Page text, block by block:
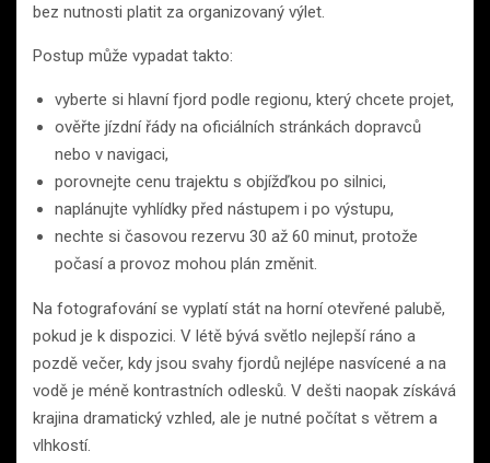
bez nutnosti platit za organizovaný výlet.
Postup může vypadat takto:
vyberte si hlavní fjord podle regionu, který chcete projet,
ověřte jízdní řády na oficiálních stránkách dopravců
nebo v navigaci,
porovnejte cenu trajektu s objížďkou po silnici,
naplánujte vyhlídky před nástupem i po výstupu,
nechte si časovou rezervu 30 až 60 minut, protože
počasí a provoz mohou plán změnit.
Na fotografování se vyplatí stát na horní otevřené palubě,
pokud je k dispozici. V létě bývá světlo nejlepší ráno a
pozdě večer, kdy jsou svahy fjordů nejlépe nasvícené a na
vodě je méně kontrastních odlesků. V dešti naopak získává
krajina dramatický vzhled, ale je nutné počítat s větrem a
vlhkostí.